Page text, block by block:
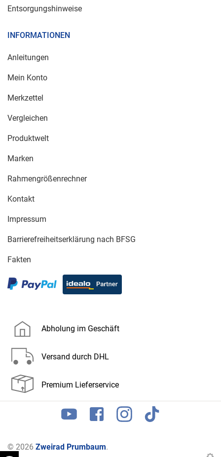
Entsorgungshinweise
INFORMATIONEN
Anleitungen
Mein Konto
Merkzettel
Vergleichen
Produktwelt
Marken
Rahmengrößenrechner
Kontakt
Impressum
Barrierefreiheitserklärung nach BFSG
Fakten
Abholung im Geschäft
Versand durch DHL
Premium Lieferservice
© 2026 Zweirad Prumbaum.